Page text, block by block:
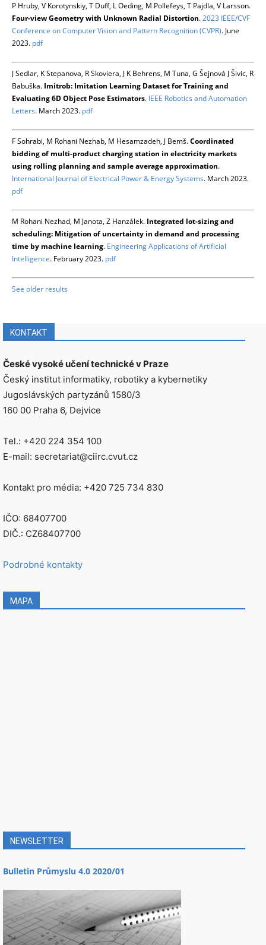
P Hruby, V Korotynskiy, T Duff, L Oeding, M Pollefeys, T Pajdla, V Larsson.
Four-view Geometry with Unknown Radial Distortion.2023 IEEE/CVF
Conference on Computer Vision and Pattern Recognition (CVPR). June
2023. pdf
J Sedlar, K Stepanova, R Skoviera, J K Behrens, M Tuna, G Šejnová J Šivic, R
Babuška. Imitrob: Imitation Learning Dataset for Training and
Evaluating 6D Object Pose Estimators. IEEE Robotics and Automation
Letters. March 2023. pdf
F Sohrabi, M Rohani Nezhab, M Hesamzadeh, J Bemš.Coordinated
bidding of multi-product charging station in electricity markets
using rolling planning and sample average approximation.
International Journal of Electrical Power & Energy Systems. March 2023.
pdf
M Rohani Nezhad, M Janota, Z Hanzálek. Integrated lot-sizing and
scheduling: Mitigation of uncertainty in demand and processing
time by machine learning. Engineering Applications of Artificial
Intelligence. February 2023. pdf
See older results
KONTAKT
České vysoké učení technické v Praze
Český institut informatiky, robotiky a kybernetiky
Jugoslávských partyzánů 1580/3
160 00 Praha 6, Dejvice
Tel.: +420 224 354 100
E-mail: secretariat@ciirc.cvut.cz
Kontakt pro média: +420 725 734 830
IČO: 68407700
DIČ.: CZ68407700
Podrobné kontakty
MAPA
NEWSLETTER
Bulletin Průmyslu 4.0 2020/01